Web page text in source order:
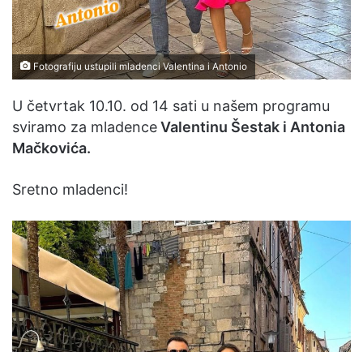
Fotografiju ustupili mladenci Valentina i Antonio
U četvrtak 10.10. od 14 sati u našem programu
sviramo za mladenceValentinu Šestak i Antonia
Mačkovića.
Sretno mladenci!